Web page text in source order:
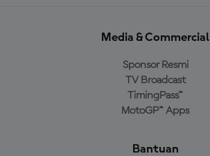
Media & Commercial
Sponsor Resmi
TV Broadcast
TimingPass™
MotoGP™ Apps
Bantuan